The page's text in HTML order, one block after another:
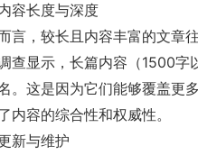
长度与深度
，较长且内容丰富的文章往
查显示，长篇内容（1500字
。这是因为它们能够覆盖更
内容的综合性和权威性。
与维护